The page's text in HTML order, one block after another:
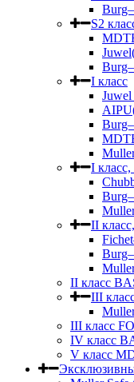
S2
I класс
I
II
II класс
III
III класс
IV класс
V класс